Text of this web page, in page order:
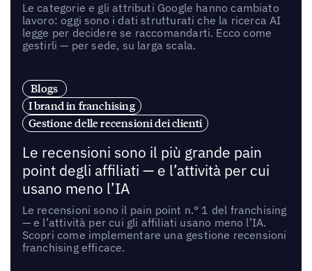
Le categorie e gli attributi Google hanno cambiato
lavoro: oggi sono i dati strutturati che la ricerca AI
legge per decidere se raccomandarti. Ecco come
gestirli — per sede, su larga scala.
Blogs
I brand in franchising
Gestione delle recensioni dei clienti
Le recensioni sono il più grande pain
point degli affiliati — e l’attività per cui
usano meno l’IA
Le recensioni sono il pain point n.° 1 del franchising
— e l’attività per cui gli affiliati usano meno l’IA.
Scopri come implementare una gestione recensioni
franchising efficace.